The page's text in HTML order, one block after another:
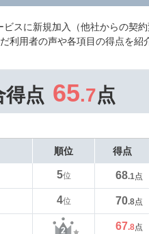
スに新規加入（他社からの契
利用者の声や各項目の得点を紹
得点 65.7点
順位 得点
5位 68.1点
4位 70.8点
67.8点